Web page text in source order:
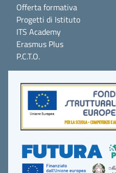
Offerta formativa
Progetti di Istituto
ITS Academy
Erasmus Plus
P.C.T.O.